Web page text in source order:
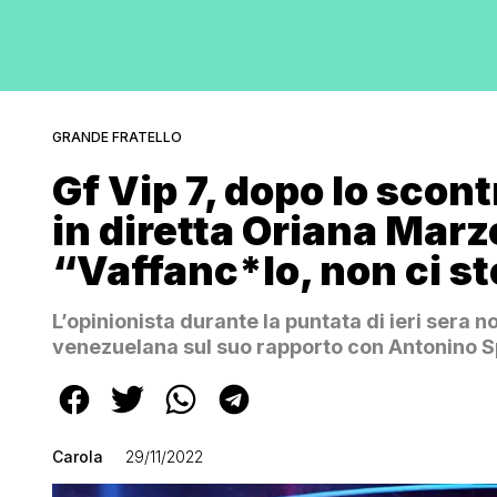
GRANDE FRATELLO
Gf Vip 7, dopo lo
in diretta Oriana
“Vaffanc*lo, non ci
L’opinionista durante la puntata di ieri sera
venezuelana sul suo rapporto con Antonino
Carola 29/11/2022